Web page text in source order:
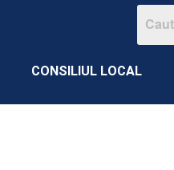
CONSILIUL LOCAL